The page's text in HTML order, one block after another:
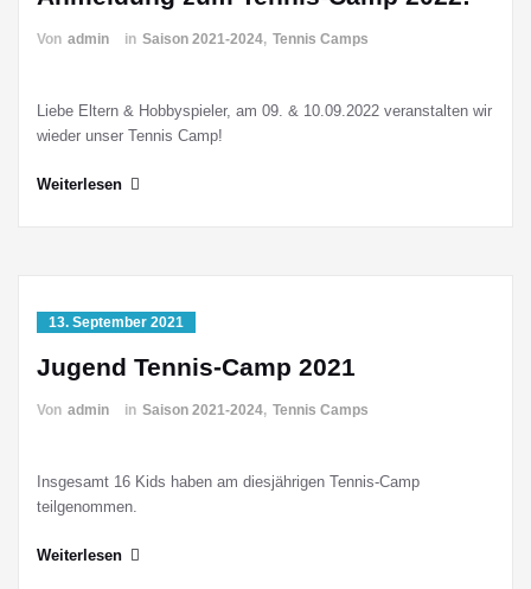
Von admin in Saison 2021-2024, Tennis Camps
Liebe Eltern & Hobbyspieler, am 09. & 10.09.2022 veranstalten wir
wieder unser Tennis Camp!
Weiterlesen
13. September 2021
Jugend Tennis-Camp 2021
Von admin in Saison 2021-2024, Tennis Camps
Insgesamt 16 Kids haben am diesjährigen Tennis-Camp
teilgenommen.
Weiterlesen